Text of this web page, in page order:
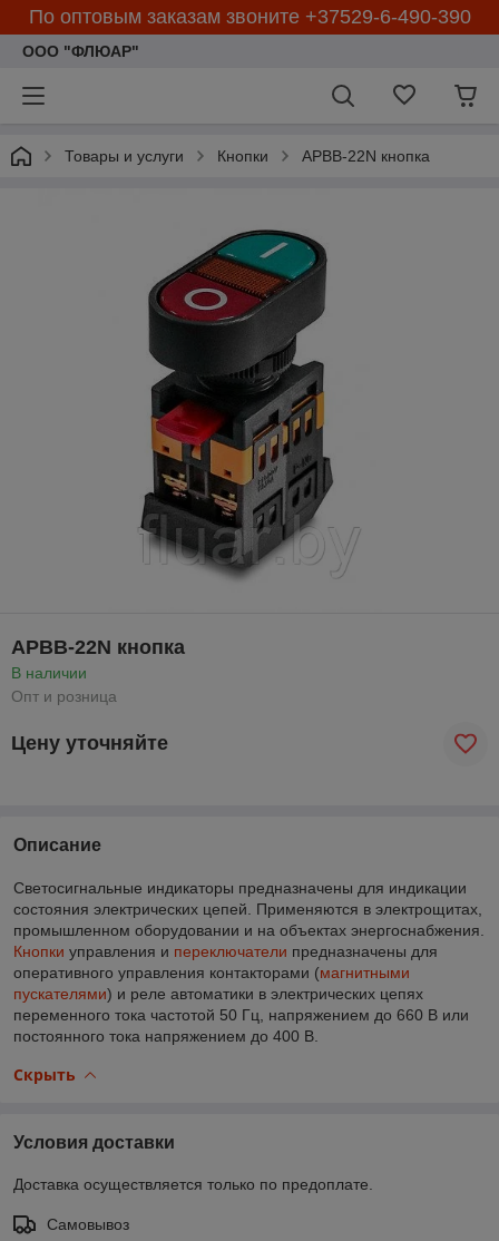
По оптовым заказам звоните +37529-6-490-390
ООО "ФЛЮАР"
Товары и услуги Кнопки APBB-22N кнопка
APBB-22N кнопка
В наличии
Опт и розница
Цену уточняйте
Описание
Светосигнальные индикаторы предназначены для индикации
состояния электрических цепей. Применяются в электрощитах,
промышленном оборудовании и на объектах энергоснабжения.
Кнопки управления и переключатели предназначены для
оперативного управления контакторами (магнитными
пускателями) и реле автоматики в электрических цепях
переменного тока частотой 50 Гц, напряжением до 660 В или
постоянного тока напряжением до 400 В.
Скрыть
Условия доставки
Доставка осуществляется только по предоплате.
Самовывоз